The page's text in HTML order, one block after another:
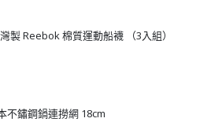
製 Reebok 棉質運動船襪 （3入組）
不鏽鋼鍋連撈網 18cm